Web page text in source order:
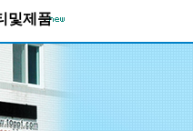
및제품